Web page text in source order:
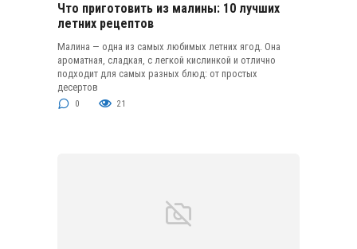
Что приготовить из малины: 10 лучших
летних рецептов
Малина — одна из самых любимых летних ягод. Она
ароматная, сладкая, с легкой кислинкой и отлично
подходит для самых разных блюд: от простых
десертов
0 21